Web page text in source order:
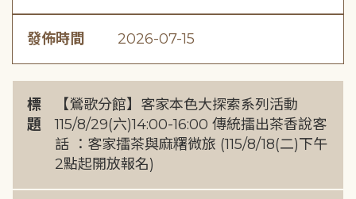
發佈時間 2026-07-15
標
題
【鶯歌分館】客家本色大探索系列活動
115/8/29(六)14:00-16:00 傳統擂出茶香說客
話 ：客家擂茶與麻糬微旅 (115/8/18(二)下午
2點起開放報名)